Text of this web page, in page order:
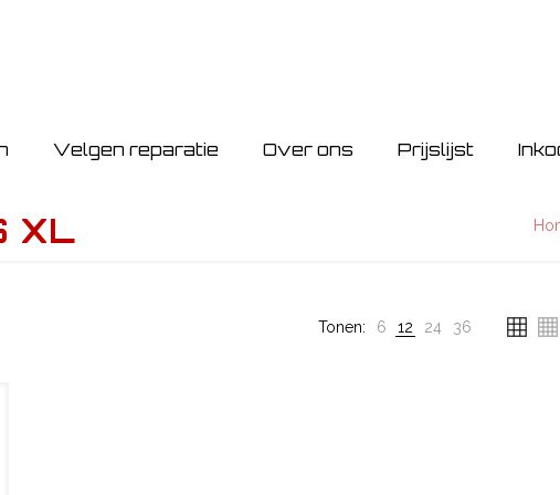
Velgen reparatie Over ons Prijslijst
XL
Tonen: 6 12 24 36